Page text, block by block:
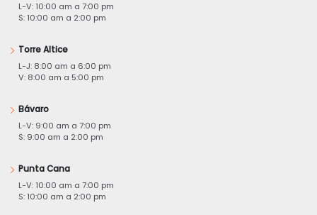
L-V: 10:00 am a 7:00 pm
S: 10:00 am a 2:00 pm
Torre Altice
L-J: 8:00 am a 6:00 pm
V: 8:00 am a 5:00 pm
Bávaro
L-V: 9:00 am a 7:00 pm
S: 9:00 am a 2:00 pm
Punta Cana
L-V: 10:00 am a 7:00 pm
S: 10:00 am a 2:00 pm